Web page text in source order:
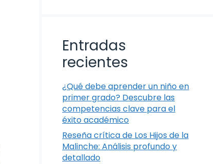
Entradas
recientes
¿Qué debe aprender un niño en
primer grado? Descubre las
competencias clave para el
éxito académico
Reseña crítica de Los Hijos de la
Malinche: Análisis profundo y
detallado